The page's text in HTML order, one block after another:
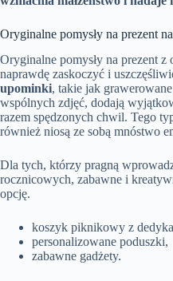
Oryginalne pomysły na prezent
Oryginalne pomysły na prezent
naprawdę zaskoczyć i
upominki, takie jak
wspólnych zdjęć, dodają
razem spędzonych chwil. Tego
również niosą ze sobą mnóstwo
Dla tych, którzy pragną
rocznicowych, zabawne i
opcję.
koszyk piknikowy z
personalizowane poduszki,
zabawne gadżety.